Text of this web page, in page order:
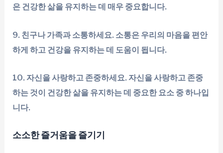
은 건강한 삶을 유지하는 데 매우 중요합니다.
9. 친구나 가족과 소통하세요. 소통은 우리의 마음을 편안
하게 하고 건강을 유지하는 데 도움이 됩니다.
10. 자신을 사랑하고 존중하세요. 자신을 사랑하고 존중
하는 것이 건강한 삶을 유지하는 데 중요한 요소 중 하나입
니다.
소소한 즐거움을 즐기기